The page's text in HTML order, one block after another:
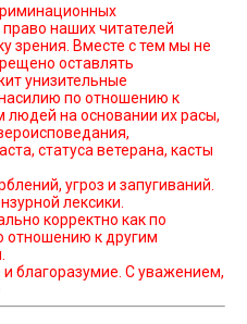
зрения. Вместе с тем мы не
оставлять
унизительные
по отношению к
на основании их расы,
статуса ветерана, касты
угроз и запугиваний.
лексики.
корректно как по
отношению к другим
благоразумие. С уважением,